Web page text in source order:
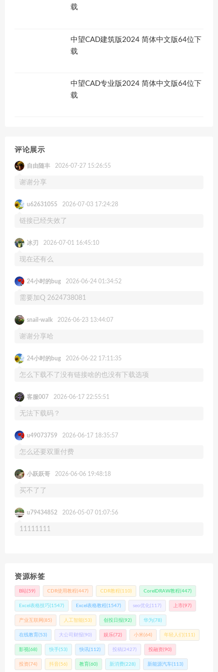
载
中望CAD建筑版2024 简体中文版64位下
载
中望CAD专业版2024 简体中文版64位下
载
评论展示
自由随丰 2026-07-27 15:26:55
谢谢分享
u62631055 2026-07-03 17:24:28
链接已经失效了
冰刃 2026-07-01 16:45:10
现在还有么
24小时的bug 2026-06-24 01:34:52
需要加Q 2624738081
snail-walk 2026-06-23 13:44:07
谢谢分享哈
24小时的bug 2026-06-22 17:11:35
怎么下载不了没有链接啥的也没有下载选项
客服007 2026-06-17 22:55:51
无法下载码？
u49073759 2026-06-17 18:35:57
怎么还要双重付费
小跃跃哥 2026-06-06 19:48:18
买不了了
u79434852 2026-05-07 01:07:56
11111111
资源标签
B站(59) CDR使用教程(447) CDR教程(110) CorelDRAW教程(447)
Excel表格技巧(1547) Excel表格教程(1547) seo优化(117) 上市(97)
产业互联网 (85) 人工智能(53) 创投日报(92) 华为(78)
在线教育(53) 大公司财报(90) 娱乐(72) 小米(64) 年轻人们 (111)
影视(68) 快手(53) 快讯(112) 投稿 (2427) 投融资(90)
投资(74) 抖音(56) 教育(60) 新消费(228) 新能源汽车(113)